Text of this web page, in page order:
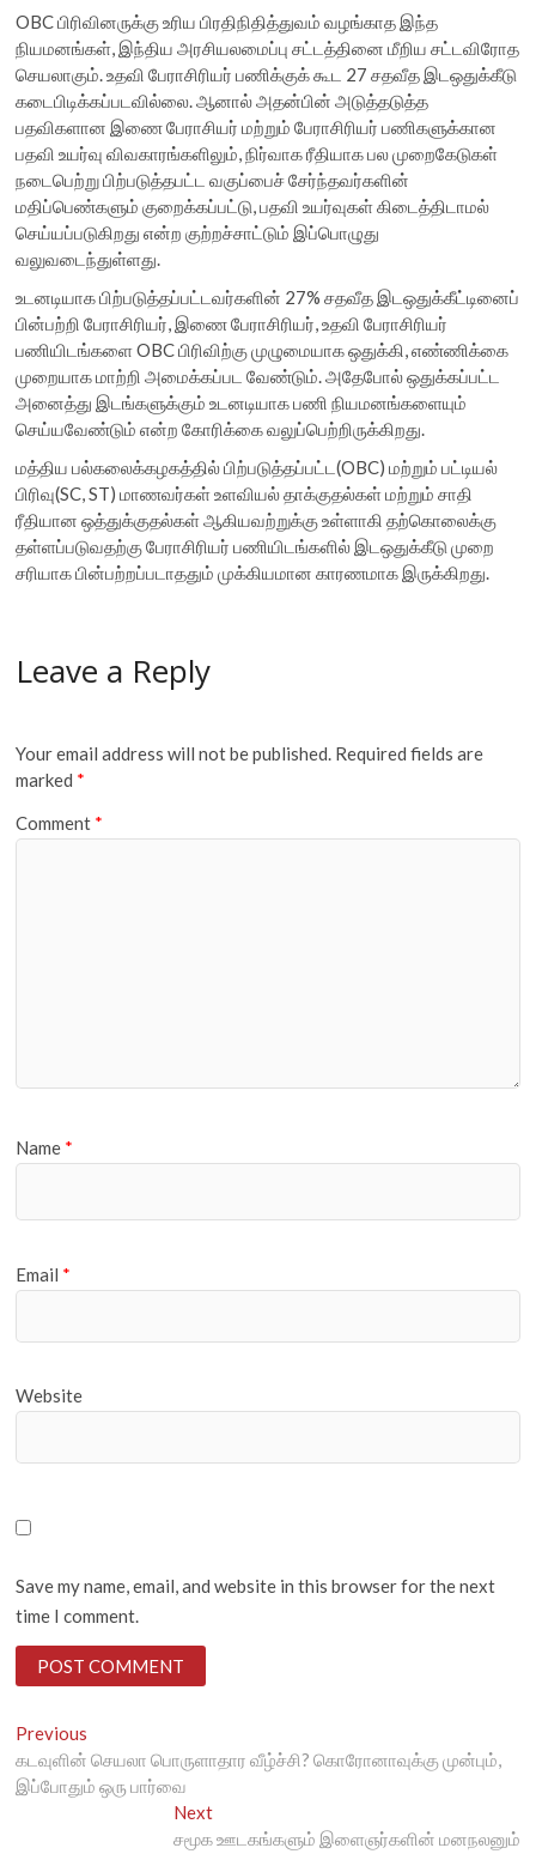
OBC பிரிவினருக்கு உரிய பிரதிநிதித்துவம் வழங்காத இந்த
நியமனங்கள், இந்திய அரசியலமைப்பு சட்டத்தினை மீறிய சட்டவிரோத
செயலாகும். உதவி பேராசிரியர் பணிக்குக் கூட 27 சதவீத இடஒதுக்கீடு
கடைபிடிக்கப்படவில்லை. ஆனால் அதன்பின் அடுத்தடுத்த
பதவிகளான இணை பேராசியர் மற்றும் பேராசிரியர் பணிகளுக்கான
பதவி உயர்வு விவகாரங்களிலும், நிர்வாக ரீதியாக பல முறைகேடுகள்
நடைபெற்று பிற்படுத்தபட்ட வகுப்பைச் சேர்ந்தவர்களின்
மதிப்பெண்களும் குறைக்கப்பட்டு, பதவி உயர்வுகள் கிடைத்திடாமல்
செய்யப்படுகிறது என்ற குற்றச்சாட்டும் இப்பொழுது
வலுவடைந்துள்ளது.
உடனடியாக பிற்படுத்தப்பட்டவர்களின் 27% சதவீத இடஒதுக்கீட்டினைப்
பின்பற்றி பேராசிரியர், இணை பேராசிரியர், உதவி பேராசிரியர்
பணியிடங்களை OBC பிரிவிற்கு முழுமையாக ஒதுக்கி, எண்ணிக்கை
முறையாக மாற்றி அமைக்கப்பட வேண்டும். அதேபோல் ஒதுக்கப்பட்ட
அனைத்து இடங்களுக்கும் உடனடியாக பணி நியமனங்களையும்
செய்யவேண்டும் என்ற கோரிக்கை வலுப்பெற்றிருக்கிறது.
மத்திய பல்கலைக்கழகத்தில் பிற்படுத்தப்பட்ட(OBC) மற்றும் பட்டியல்
பிரிவு(SC, ST) மாணவர்கள் உளவியல் தாக்குதல்கள் மற்றும் சாதி
ரீதியான ஒத்துக்குதல்கள் ஆகியவற்றுக்கு உள்ளாகி தற்கொலைக்கு
தள்ளப்படுவதற்கு பேராசிரியர் பணியிடங்களில் இடஒதுக்கீடு முறை
சரியாக பின்பற்றப்படாததும் முக்கியமான காரணமாக இருக்கிறது.
Leave a Reply
Your email address will not be published. Required fields are
marked *
Comment *
Name *
Email *
Website
Save my name, email, and website in this browser for the next
time I comment.
Post
navigation
Previous
post:
கடவுளின் செயலா பொருளாதார வீழ்ச்சி? கொரோனாவுக்கு முன்பும்,
இப்போதும் ஒரு பார்வை
NextNext
post:
சமூக ஊடகங்களும் இளைஞர்களின் மனநலனும்